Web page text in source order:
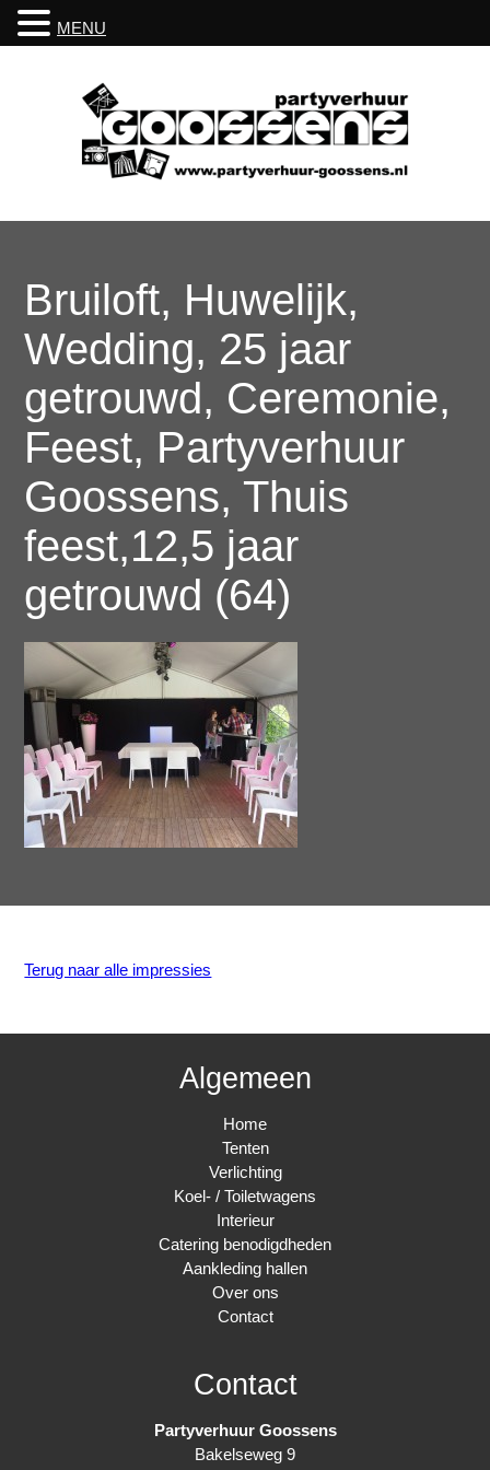
Bruiloft, Huwelijk,
Wedding, 25 jaar
getrouwd, Ceremonie,
Feest, Partyverhuur
Goossens, Thuis
feest,12,5 jaar
getrouwd (64)
Terug naar alle impressies
Algemeen
Home
Tenten
Verlichting
Koel- / Toiletwagens
Interieur
Catering benodigdheden
Aankleding hallen
Over ons
Contact
Contact
Partyverhuur Goossens
Bakelseweg 9
MENU